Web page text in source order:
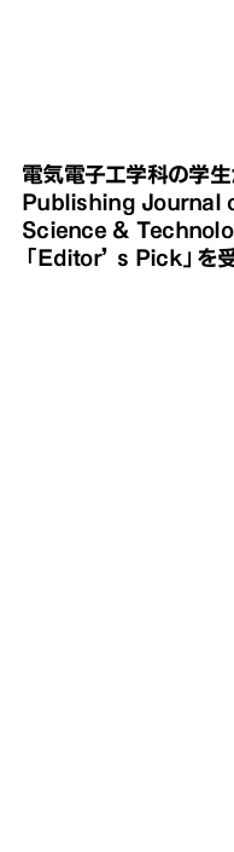
「
「
「
「
電気電子工学科の学生
Publishing Journal
Science &
「Editor’s Pick」を